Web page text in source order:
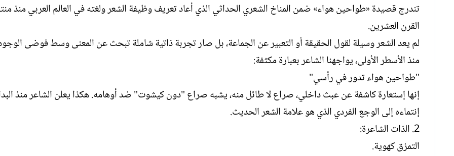
ا
تندرج قصيدة «طواحين هواء» ضمن المناخ الشعري الحداثي الذي أعاد تعريف وظيفة الشعر ولغته في العالم العربي منذ
القرن العشرين.
لم يعد الشعر وسيلة لقول الحقيقة أو التعبير عن الجماعة، بل صار تجربة ذاتية شاملة تبحث عن المعنى وسط فوضى
منذ الأسطر الأولى، يواجهنا الشاعر بعبارة مكثفة:
"طواحين هواء تدور في رأسي"
إنها إستعارة كاشفة عن عبث داخلي، صراع لا طائل منه، يشبه صراع "دون كيشوت" ضد أوهامه. هكذا يعلن الشاعر منذ
إنتماءه إلى الوجع الفردي الذي هو علامة الشعر الحديث.
2. الذات الشاعرة:
التمزق كهوية.